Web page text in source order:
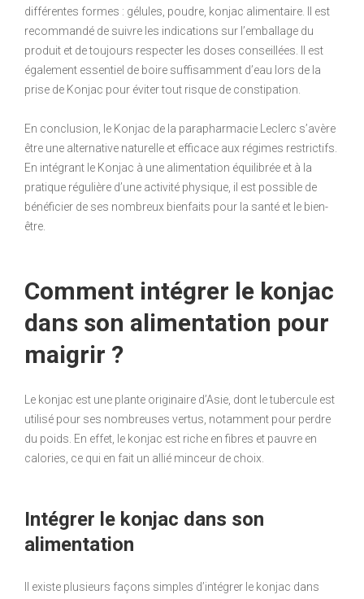
différentes formes : gélules, poudre, konjac alimentaire. Il est
recommandé de suivre les indications sur l’emballage du
produit et de toujours respecter les doses conseillées. Il est
également essentiel de boire suffisamment d’eau lors de la
prise de Konjac pour éviter tout risque de constipation.
En conclusion, le Konjac de la parapharmacie Leclerc s’avère
être une alternative naturelle et efficace aux régimes restrictifs.
En intégrant le Konjac à une alimentation équilibrée et à la
pratique régulière d’une activité physique, il est possible de
bénéficier de ses nombreux bienfaits pour la santé et le bien-
être.
Comment intégrer le konjac
dans son alimentation pour
maigrir ?
Le konjac est une plante originaire d’Asie, dont le tubercule est
utilisé pour ses nombreuses vertus, notamment pour perdre
du poids. En effet, le konjac est riche en fibres et pauvre en
calories, ce qui en fait un allié minceur de choix.
Intégrer le konjac dans son
alimentation
Il existe plusieurs façons simples d’intégrer le konjac dans